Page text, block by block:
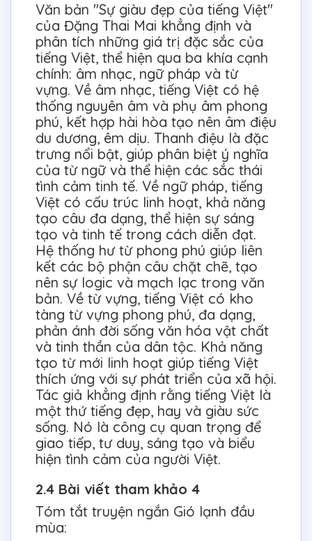
Văn bản "Sự giàu đẹp của tiếng Việt"
của Đặng Thai Mai khẳng định và
phân tích những giá trị đặc sắc của
tiếng Việt, thể hiện qua ba khía cạnh
chính: âm nhạc, ngữ pháp và từ
vựng. Về âm nhạc, tiếng Việt có hệ
thống nguyên âm và phụ âm phong
phú, kết hợp hài hòa tạo nên âm điệu
du dương, êm dịu. Thanh điệu là đặc
trưng nổi bật, giúp phân biệt ý nghĩa
của từ ngữ và thể hiện các sắc thái
tình cảm tinh tế. Về ngữ pháp, tiếng
Việt có cấu trúc linh hoạt, khả năng
tạo câu đa dạng, thể hiện sự sáng
tạo và tinh tế trong cách diễn đạt.
Hệ thống hư từ phong phú giúp liên
kết các bộ phận câu chặt chẽ, tạo
nên sự logic và mạch lạc trong văn
bản. Về từ vựng, tiếng Việt có kho
tàng từ vựng phong phú, đa dạng,
phản ánh đời sống văn hóa vật chất
và tinh thần của dân tộc. Khả năng
tạo từ mới linh hoạt giúp tiếng Việt
thích ứng với sự phát triển của xã hội.
Tác giả khẳng định rằng tiếng Việt là
một thứ tiếng đẹp, hay và giàu sức
sống. Nó là công cụ quan trọng để
giao tiếp, tư duy, sáng tạo và biểu
hiện tình cảm của người Việt.
2.4 Bài viết tham khảo 4
Tóm tắt truyện ngắn Gió lạnh đầu
mùa: